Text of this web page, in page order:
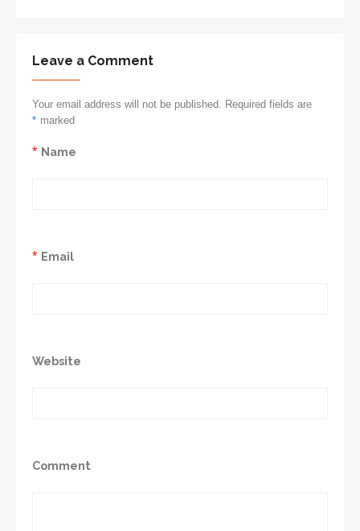
Leave a Comment
Your email address will not be published. Required fields are
marked
*
Name
*
Email
*
Website
Comment